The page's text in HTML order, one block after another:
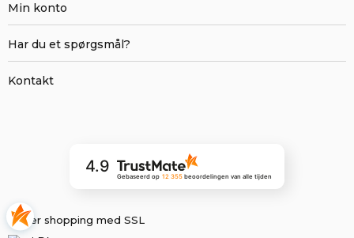
Min konto
Har du et spørgsmål?
Kontakt
4.9
Gebaseerd op 12 355 beoordelingenvan alle tijden
Sikker shopping med SSL